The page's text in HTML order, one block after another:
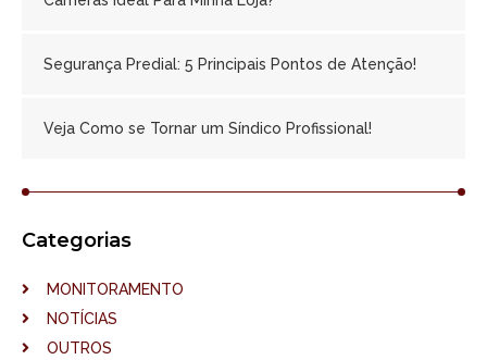
Segurança Predial: 5 Principais Pontos de Atenção!
Veja Como se Tornar um Síndico Profissional!
Categorias
MONITORAMENTO
NOTÍCIAS
OUTROS